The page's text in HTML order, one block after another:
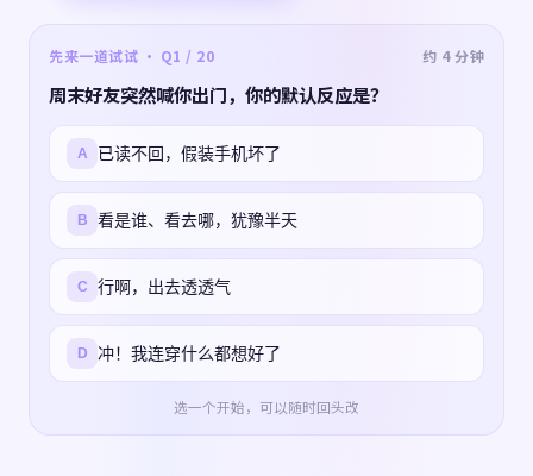
先来一道试试 · Q1 / 20 约 4 分钟
周末好友突然喊你出门，你的默认反应是？
A 已读不回，假装手机坏了
B 看是谁、看去哪，犹豫半天
C 行啊，出去透透气
D 冲！我连穿什么都想好了
选一个开始，可以随时回头改